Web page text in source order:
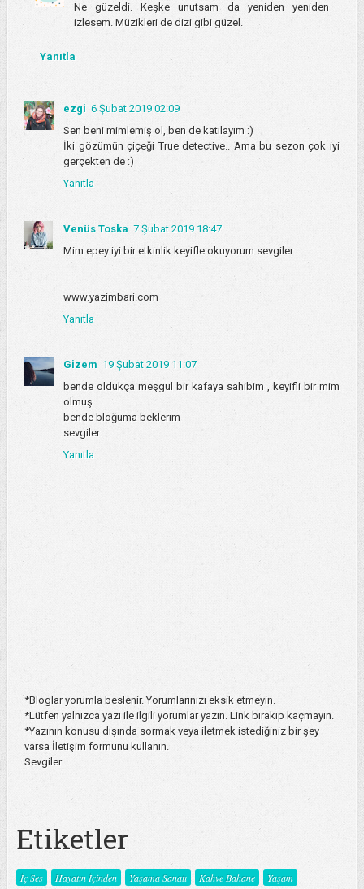
Ne güzeldi. Keşke unutsam da yeniden yeniden
izlesem. Müzikleri de dizi gibi güzel.
Yanıtla
ezgi 6 Şubat 2019 02:09
Sen beni mimlemiş ol, ben de katılayım :)
İki gözümün çiçeği True detective.. Ama bu sezon çok iyi
gerçekten de :)
Yanıtla
Venüs Toska 7 Şubat 2019 18:47
Mim epey iyi bir etkinlik keyifle okuyorum sevgiler
www.yazimbari.com
Yanıtla
Gizem 19 Şubat 2019 11:07
bende oldukça meşgul bir kafaya sahibim , keyifli bir mim
olmuş
bende bloğuma beklerim
sevgiler.
Yanıtla
*Bloglar yorumla beslenir. Yorumlarınızı eksik etmeyin.
*Lütfen yalnızca yazı ile ilgili yorumlar yazın. Link bırakıp kaçmayın.
*Yazının konusu dışında sormak veya iletmek istediğiniz bir şey
varsa İletişim formunu kullanın.
Sevgiler.
Etiketler
İç Ses Hayatın İçinden Yaşama Sanatı Kahve Bahane Yaşam